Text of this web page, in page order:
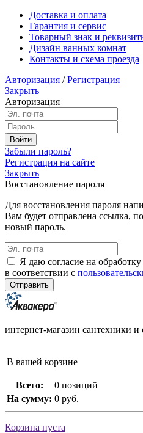
Доставка и оплата
Гарантия и сервис
Товарный знак и
Дизайн ванных комнат
Контакты и схема проезда
Авторизация / Регистрация
Закрыть
Авторизация
Забыли пароль?
Регистрация на сайте
Закрыть
Восстановление пароля
Для восстановления пароля
Вам будет отправлена ссылка,
новый пароль.
Я даю согласие на
в соответствии с
интернет-магазин сантехники
В вашей корзине
Всего:
0 позиций
На сумму: 0 руб.
Корзина пуста